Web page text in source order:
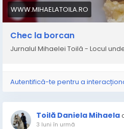
WWW.MIHAELATOILA.RO
Chec la borcan
Jurnalul Mihaelei Toilă - Locul
Autentifică-te pentru a
Toilă Daniela Mihaela
3 luni în urmă